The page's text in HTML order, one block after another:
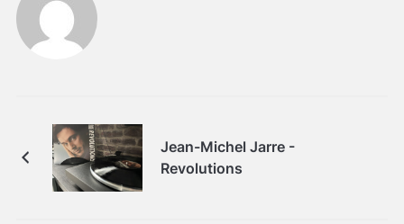
Jean-Michel Jarre -
Revolutions